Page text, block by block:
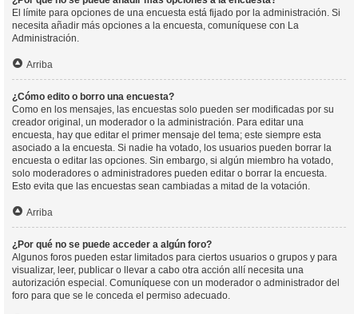
El límite para opciones de una encuesta está fijado por la administración. Si
necesita añadir más opciones a la encuesta, comuníquese con La
Administración.
Arriba
¿Cómo edito o borro una encuesta?
Como en los mensajes, las encuestas solo pueden ser modificadas por su
creador original, un moderador o la administración. Para editar una
encuesta, hay que editar el primer mensaje del tema; este siempre esta
asociado a la encuesta. Si nadie ha votado, los usuarios pueden borrar la
encuesta o editar las opciones. Sin embargo, si algún miembro ha votado,
solo moderadores o administradores pueden editar o borrar la encuesta.
Esto evita que las encuestas sean cambiadas a mitad de la votación.
Arriba
¿Por qué no se puede acceder a algún foro?
Algunos foros pueden estar limitados para ciertos usuarios o grupos y para
visualizar, leer, publicar o llevar a cabo otra acción allí necesita una
autorización especial. Comuníquese con un moderador o administrador del
foro para que se le conceda el permiso adecuado.